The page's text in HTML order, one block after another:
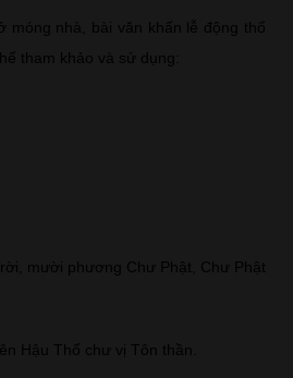
móng nhà, bài văn khấn lễ động thổ
tham khảo và sử dụng:
mười phương Chư Phật, Chư Phật
Hậu Thổ chư vị Tôn thần.